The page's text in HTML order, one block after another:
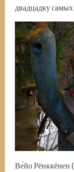
двадцадку
Ве́йо Рёнккёнен